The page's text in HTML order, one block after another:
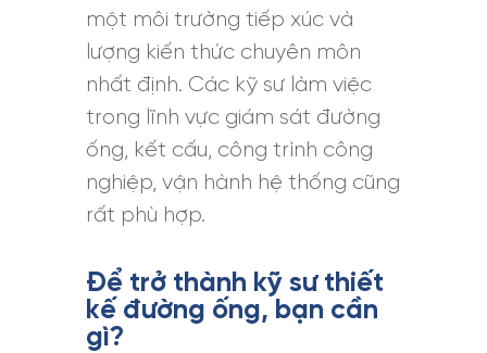
một môi trường tiếp xúc và
lượng kiến thức chuyên môn
nhất định. Các kỹ sư làm việc
trong lĩnh vực giám sát đường
ống, kết cấu, công trình công
nghiệp, vận hành hệ thống cũng
rất phù hợp.
Để trở thành kỹ sư thiết
kế đường ống, bạn cần
gì?